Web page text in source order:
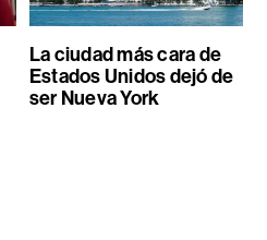
La ciudad más cara de
Estados Unidos dejó de
ser Nueva York